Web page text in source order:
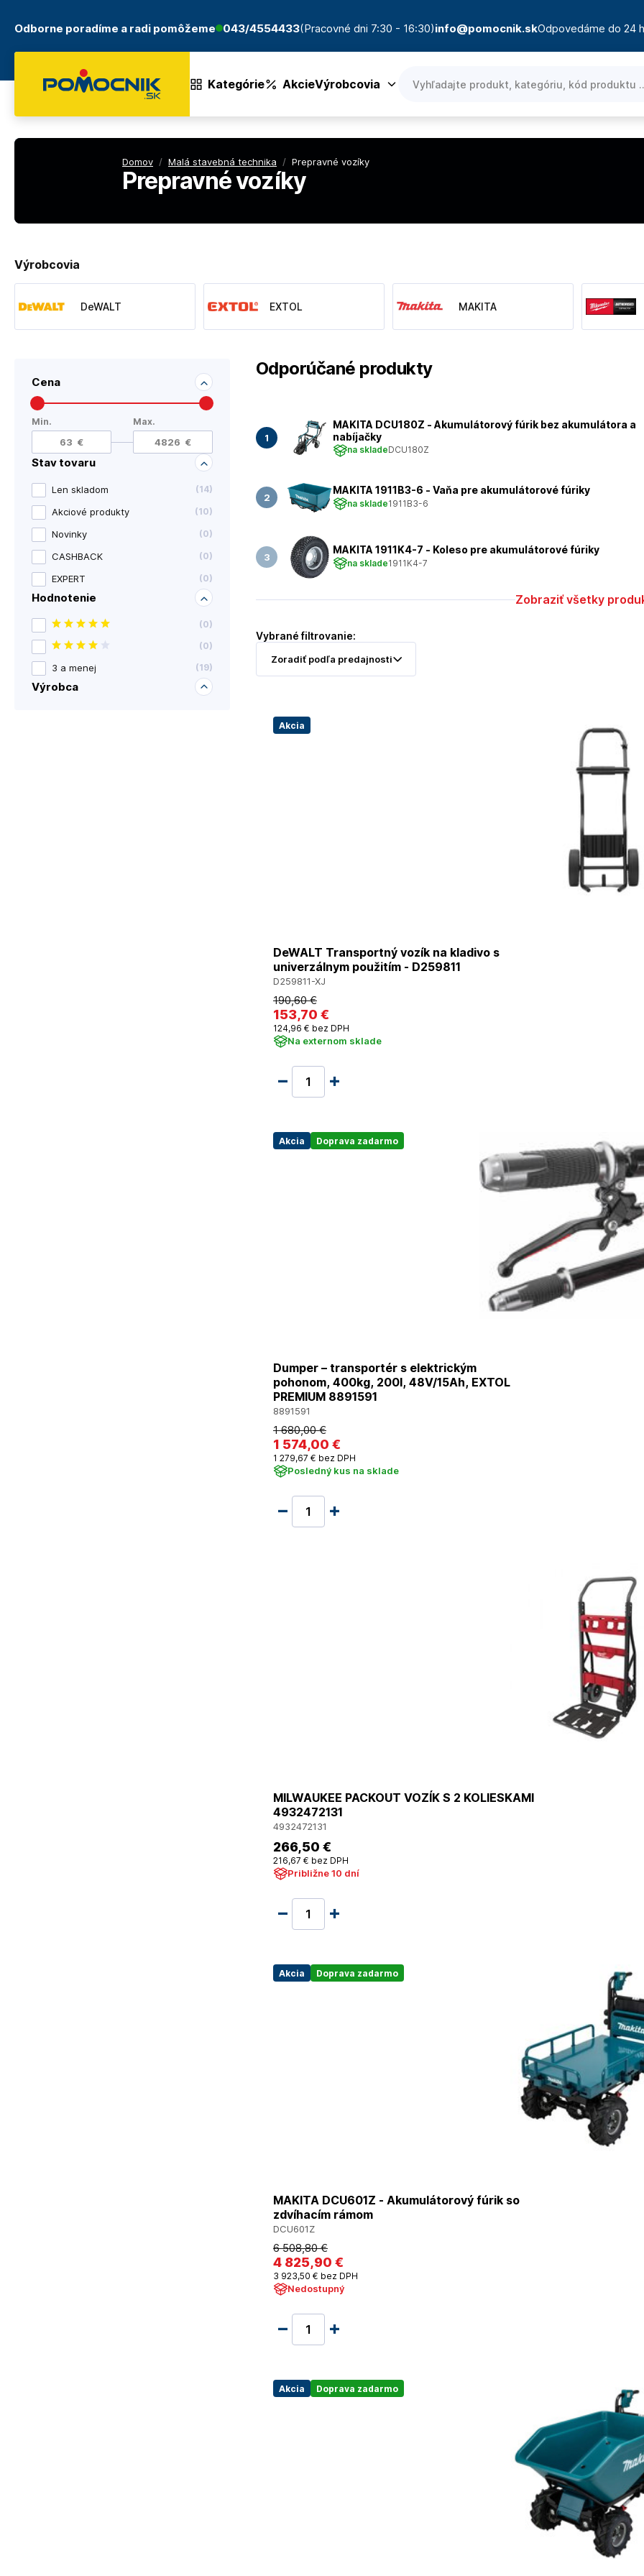
Odborne poradíme a radi pomôžeme 043/4554433(Pracovné dni 7:30 - 16:30)info@pomocnik.skOdpovedáme do 24
Kategórie AkcieVýrobcovia
Domov / Malá stavebná technika / Prepravné vozíky
Prepravné vozíky
Cena
Min. Max.
Stav tovaru
Len skladom (14)
Akciové produkty (10)
Novinky (0)
CASHBACK (0)
EXPERT (0)
Hodnotenie
(0)
(0)
3 a menej (19)
Výrobca
Výrobcovia
DeWALT EXTOL MAKITA
Odporúčané produkty
MAKITA DCU180Z - Akumulátorový fúrik bez akumulátora a
nabíjačky
na skladeDCU180Z
MAKITA 1911B3-6 - Vaňa pre akumulátorové fúriky
na sklade1911B3-6
MAKITA 1911K4-7 - Koleso pre akumulátorové fúriky
na sklade1911K4-7
Zobraziť všetky
Vybrané filtrovanie:
Akcia
DeWALT Transportný vozík na kladivo s
univerzálnym použitím - D259811
D259811-XJ
190,60 €
153,70 €
124,96 € bez DPH
Na externom sklade
Akcia Doprava zadarmo
Dumper – transportér s elektrickým
pohonom, 400kg, 200l, 48V/15Ah, EXTOL
PREMIUM 8891591
8891591
1 680,00 €
1 574,00 €
1 279,67 € bez DPH
Posledný kus na sklade
MILWAUKEE PACKOUT VOZÍK S 2 KOLIESKAMI
4932472131
4932472131
266,50 €
216,67 € bez DPH
Približne 10 dní
Akcia Doprava zadarmo
MAKITA DCU601Z - Akumulátorový fúrik so
zdvíhacím rámom
DCU601Z
6 508,80 €
4 825,90 €
3 923,50 € bez DPH
Nedostupný
Akcia Doprava zadarmo